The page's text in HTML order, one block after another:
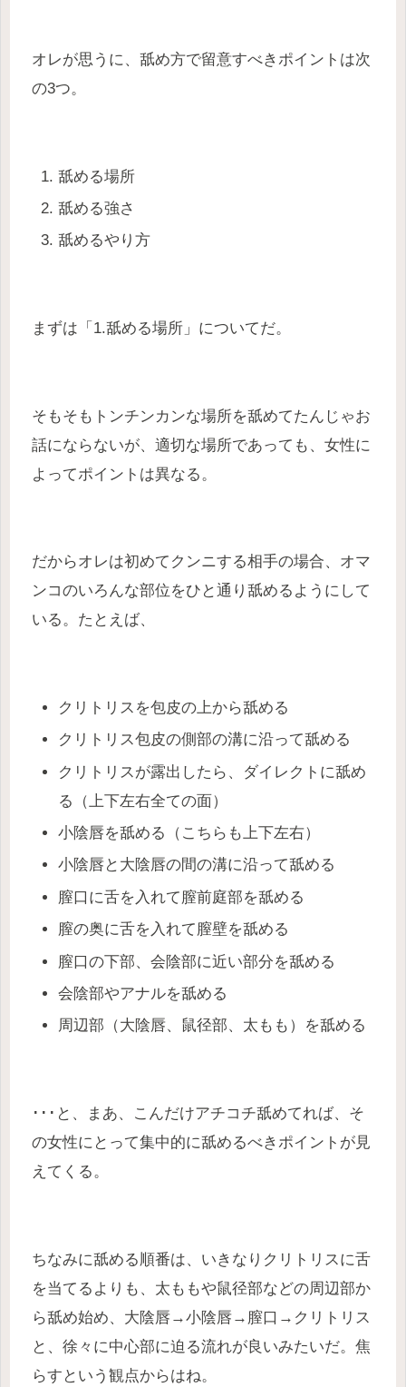
オレが思うに、舐め方で留意すべきポイントは次
の3つ。
舐める場所
舐める強さ
舐めるやり方
まずは「1.舐める場所」についてだ。
そもそもトンチンカンな場所を舐めてたんじゃお
話にならないが、適切な場所であっても、女性に
よってポイントは異なる。
だからオレは初めてクンニする相手の場合、オマ
ンコのいろんな部位をひと通り舐めるようにして
いる。たとえば、
クリトリスを包皮の上から舐める
クリトリス包皮の側部の溝に沿って舐める
クリトリスが露出したら、ダイレクトに舐め
る（上下左右全ての面）
小陰唇を舐める（こちらも上下左右）
小陰唇と大陰唇の間の溝に沿って舐める
膣口に舌を入れて膣前庭部を舐める
膣の奥に舌を入れて膣壁を舐める
膣口の下部、会陰部に近い部分を舐める
会陰部やアナルを舐める
周辺部（大陰唇、鼠径部、太もも）を舐める
･･･と、まあ、こんだけアチコチ舐めてれば、そ
の女性にとって集中的に舐めるべきポイントが見
えてくる。
ちなみに舐める順番は、いきなりクリトリスに舌
を当てるよりも、太ももや鼠径部などの周辺部か
ら舐め始め、大陰唇→小陰唇→膣口→クリトリス
と、徐々に中心部に迫る流れが良いみたいだ。焦
らすという観点からはね。